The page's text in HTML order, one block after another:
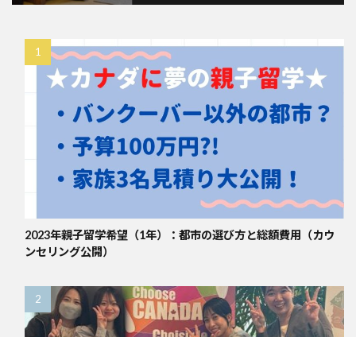
2023年親子留学希望（1年）：都市の選び方と総額費用（カウ
ンセリング公開）